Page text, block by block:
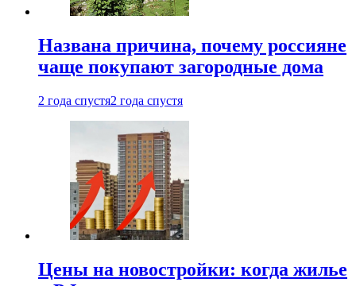
Названа причина, почему россияне
чаще покупают загородные дома
2 года спустя2 года спустя
Цены на новостройки: когда жилье